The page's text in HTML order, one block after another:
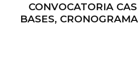
CONVOCATORIA
BASES,